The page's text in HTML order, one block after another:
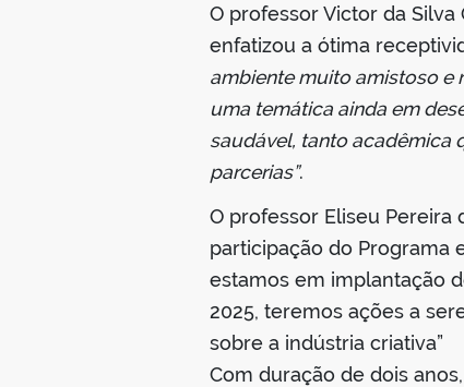
O professor Victor da
enfatizou a ótima
ambiente muito amistoso e
uma temática ainda em
saudável, tanto acadêmica
parcerias”.
O professor Eliseu Pereira
participação do Programa
estamos em implantação
2025, teremos ações a
sobre a indústria criativa”
Com duração de dois